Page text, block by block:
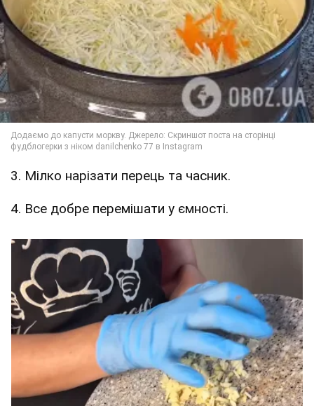
3. Мілко нарізати перець та часник.
4. Все добре перемішати у ємності.